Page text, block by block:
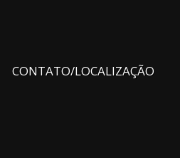
CONTATO/LOCALIZAÇÃO